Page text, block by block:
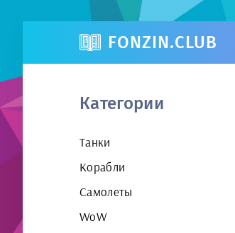
FONZIN.CLUB
Категории
Танки
Корабли
Самолеты
WoW